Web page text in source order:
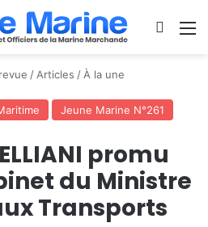
/ Articles / À la une
Jeune Marine N°261
promu
du Ministre
Transports